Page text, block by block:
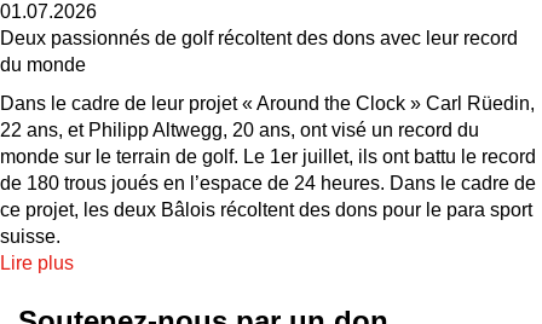
01.07.2026
Deux passionnés de golf récoltent des dons avec leur record
du monde
Dans le cadre de leur projet « Around the Clock » Carl Rüedin,
22 ans, et Philipp Altwegg, 20 ans, ont visé un record du
monde sur le terrain de golf. Le 1er juillet, ils ont battu le record
de 180 trous joués en l’espace de 24 heures. Dans le cadre de
ce projet, les deux Bâlois récoltent des dons pour le para sport
suisse.
Lire plus